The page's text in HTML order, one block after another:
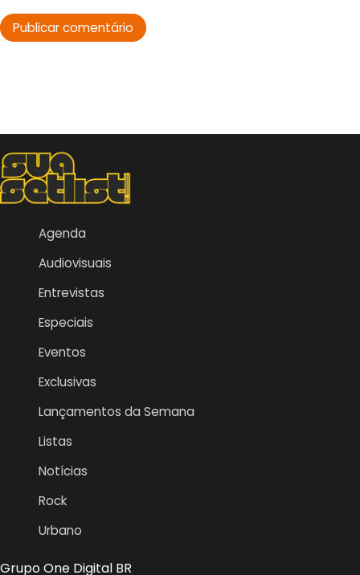
Agenda
Audiovisuais
Entrevistas
Especiais
Eventos
Exclusivas
Lançamentos da Semana
Listas
Notícias
Rock
Urbano
Grupo One Digital BR